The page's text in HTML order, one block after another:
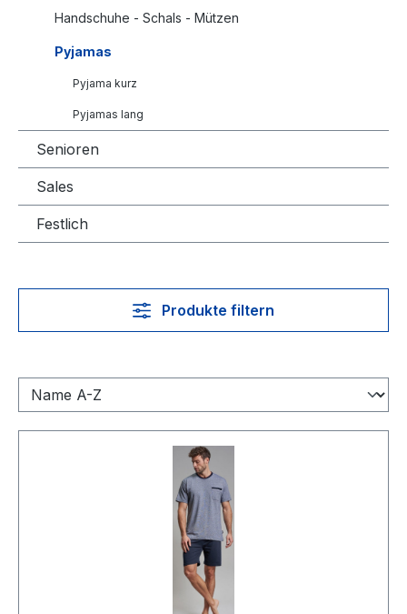
Handschuhe - Schals - Mützen
Pyjamas
Pyjama kurz
Pyjamas lang
Senioren
Sales
Festlich
Produkte filtern